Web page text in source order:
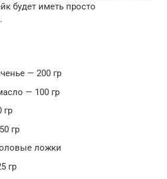
будет иметь просто
— 200 гр
— 100 гр
гр
гр
ложки
гр